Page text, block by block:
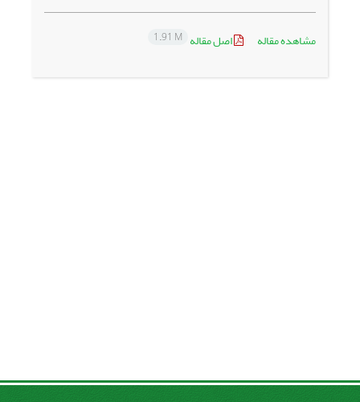
مشاهده مقاله اصل مقاله 1.91 M